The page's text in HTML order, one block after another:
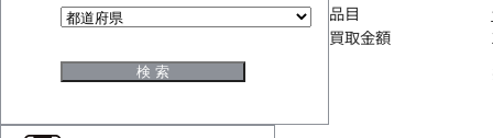
品目
買取金額